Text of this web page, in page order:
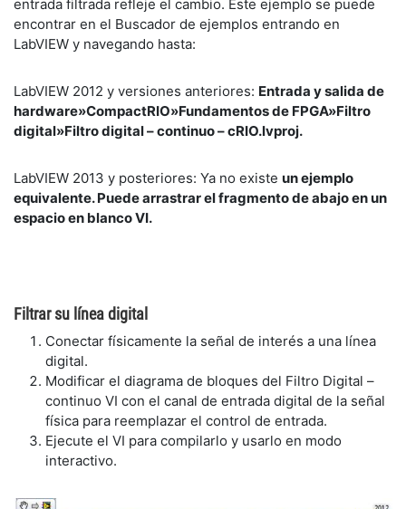
entrada filtrada refleje el cambio. Este ejemplo se puede
encontrar en el Buscador de ejemplos entrando en
LabVIEW y navegando hasta:
LabVIEW 2012 y versiones anteriores: Entrada y salida de
hardware»CompactRIO»Fundamentos de FPGA»Filtro
digital»Filtro digital – continuo – cRIO.lvproj.
LabVIEW 2013 y posteriores: Ya no existe un ejemplo
equivalente. Puede arrastrar el fragmento de abajo en un
espacio en blanco VI.
Filtrar su línea digital
Conectar físicamente la señal de interés a una línea
digital.
Modificar el diagrama de bloques del Filtro Digital –
continuo VI con el canal de entrada digital de la señal
física para reemplazar el control de entrada.
Ejecute el VI para compilarlo y usarlo en modo
interactivo.